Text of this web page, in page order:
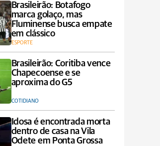
Brasileirão: Botafogo
marca golaço, mas
Fluminense busca empate
em clássico
ESPORTE
Brasileirão: Coritiba vence
Chapecoense e se
aproxima do G5
COTIDIANO
Idosa é encontrada morta
dentro de casa na Vila
Odete em Ponta Grossa